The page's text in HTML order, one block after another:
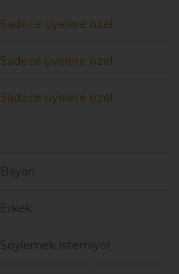
Sadece üyelere özel
Sadece üyelere özel
Sadece üyelere özel
Bayan
Erkek
Söylemek istemiyor